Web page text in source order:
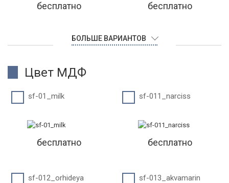
бесплатно бесплатно
БОЛЬШЕ ВАРИАНТОВ
Цвет МДФ
sf-01_milk
бесплатно
sf-011_narciss
бесплатно
sf-012_orhideya sf-013_akvamarin